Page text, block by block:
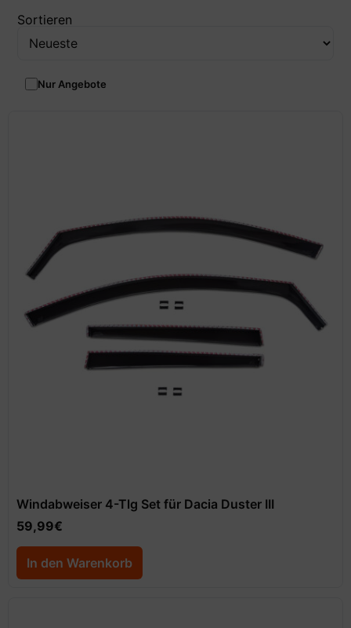
Sortieren
Nur Angebote
Windabweiser 4-Tlg Set für Dacia Duster III
59,99€
In den Warenkorb